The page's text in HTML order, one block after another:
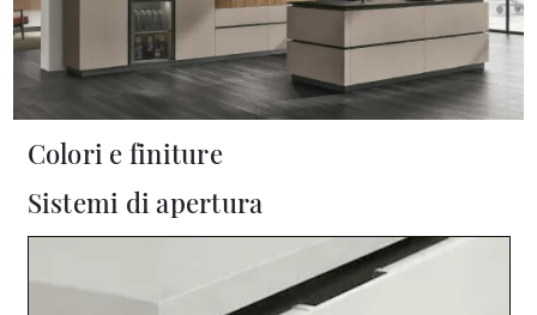
Colori e finiture
Sistemi di apertura